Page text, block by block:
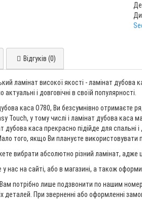
Відгуків (0)
ламінат високої якості - ламінат
і довговічні в своїй популярності.
каса O780, Ви безсумнівно отримаєте
Touch, у тому числі і ламінат дубова
дубова каса прекрасно підійде для
того, якщо Ви плануєте використовувати
вибрати абсолютно різний ламінат, адже
нас на сайті, або в магазині, а також
потрібно лише подзвонити по нашим
деталей. При зверненні або оформленні